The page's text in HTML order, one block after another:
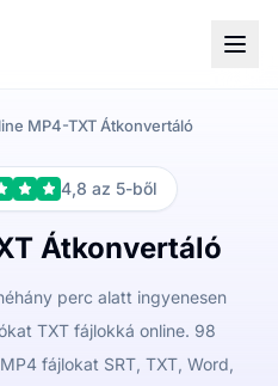
MP4-TXT Átkonvertáló
4,8 az 5-ből
Átkonvertáló
perc alatt ingyenesen
TXT fájlokká online. 98
fájlokat SRT, TXT, Word,